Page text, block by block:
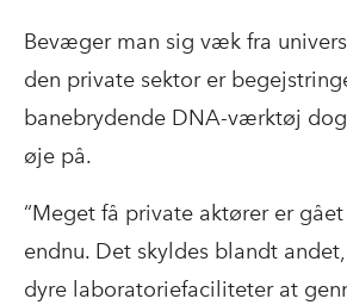
Bevæger man sig væk fra
den private sektor er
banebrydende DNA-værktøj
øje på.
“Meget få private aktører er
endnu. Det skyldes blandt
dyre laboratoriefaciliteter at